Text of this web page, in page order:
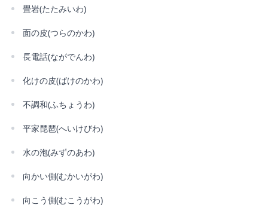
畳岩(たたみいわ)
面の皮(つらのかわ)
長電話(ながでんわ)
化けの皮(ばけのかわ)
不調和(ふちょうわ)
平家琵琶(へいけびわ)
水の泡(みずのあわ)
向かい側(むかいがわ)
向こう側(むこうがわ)